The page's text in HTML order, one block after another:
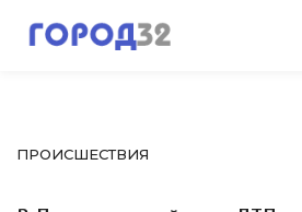
ПРОИСШЕСТВИЯ